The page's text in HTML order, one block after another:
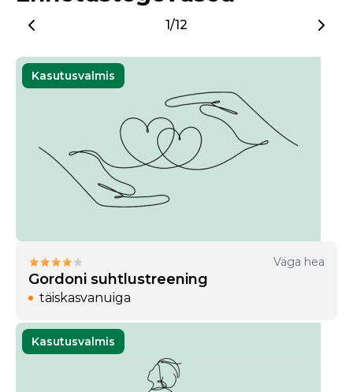
1/12
Kasutusvalmis
Väga hea
Gordoni suhtlustreening
täiskasvanuiga
Kasutusvalmis